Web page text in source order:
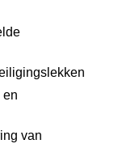
en
van